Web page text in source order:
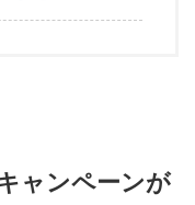
ャンペーンが